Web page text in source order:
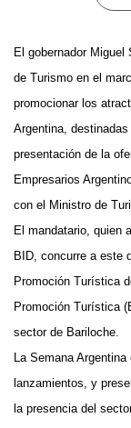
El gobernador
de Turismo en el
promocionar los
Argentina,
presentación de la
Empresarios
con el Ministro de
El mandatario, quien
BID, concurre a este
Promoción Turística
Promoción Turística
sector de Bariloche.
La Semana
lanzamientos, y
la presencia del